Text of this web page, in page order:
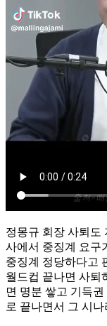
정몽규 회장 사퇴도
사에서 중징계 요구
중징계 정당하다고
월드컵 끝나면 사퇴
면 명분 쌓고 기득
로 끝나면서 그 시